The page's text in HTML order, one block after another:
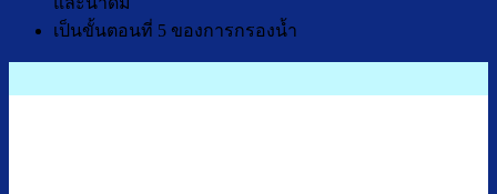
เป็นขั้นตอนที่ 5 ของการกรองน้ำ